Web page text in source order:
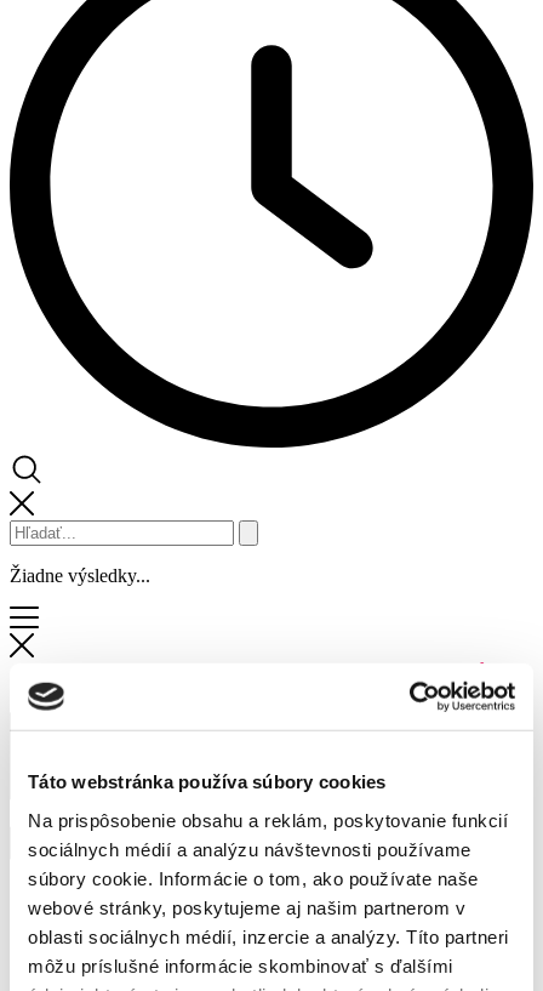
Táto webstránka používa súbory cookies
Na prispôsobenie obsahu a reklám, poskytovanie funkcií
sociálnych médií a analýzu návštevnosti používame
súbory cookie. Informácie o tom, ako používate naše
webové stránky, poskytujeme aj našim partnerom v
oblasti sociálnych médií, inzercie a analýzy. Títo partneri
môžu príslušné informácie skombinovať s ďalšími
Žiadne výsledky...
Obchody a služby
Zľavy
Novinky
Podujatia
Služby centra